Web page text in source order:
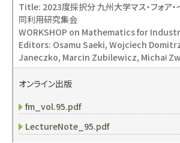
Title: 2023度採択分 九州大学マス・フォア・
同利用研究集会
WORKSHOP on Mathematics for
Editors: Osamu Saeki, Wojciech
Janeczko, Marcin Zubilewicz, Michał
オンライン出版
fm_vol.95.pdf
LectureNote_95.pdf